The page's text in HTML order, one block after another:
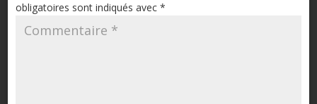
obligatoires sont indiqués avec *